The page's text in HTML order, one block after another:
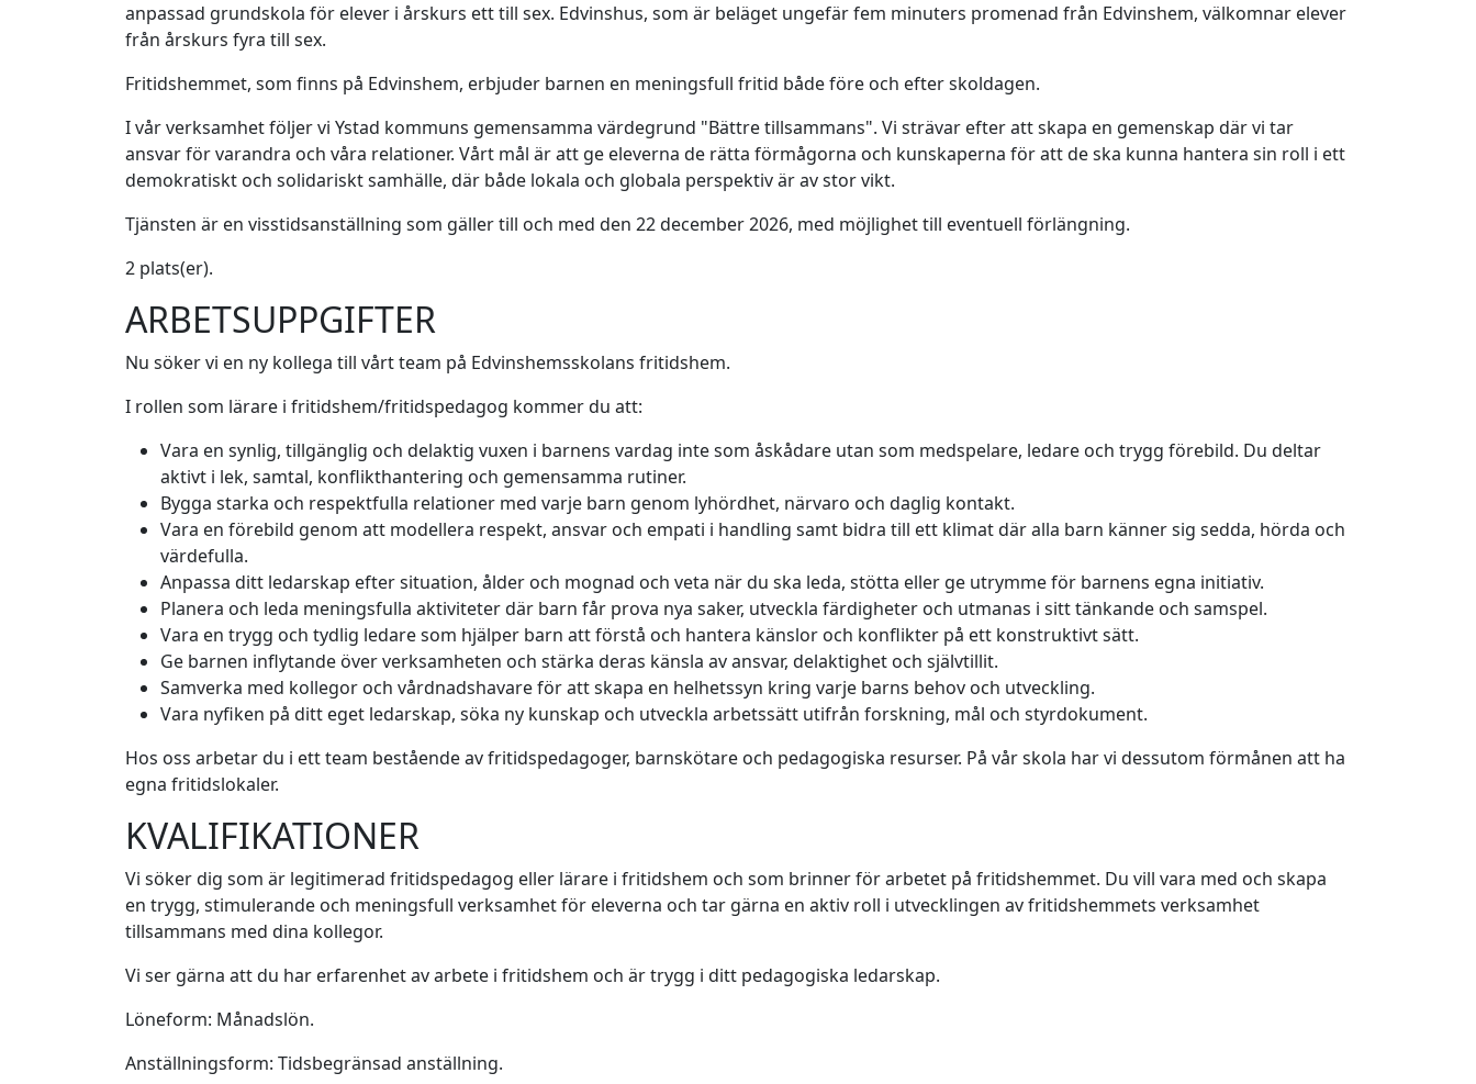
anpassad grundskola för elever i årskurs ett till sex. Edvinshus, som är beläget ungefär fem minuters promenad från Edvinshem, välkomnar elever
från årskurs fyra till sex.
Fritidshemmet, som finns på Edvinshem, erbjuder barnen en meningsfull fritid både före och efter skoldagen.
I vår verksamhet följer vi Ystad kommuns gemensamma värdegrund "Bättre tillsammans". Vi strävar efter att skapa en gemenskap där vi tar
ansvar för varandra och våra relationer. Vårt mål är att ge eleverna de rätta förmågorna och kunskaperna för att de ska kunna hantera sin roll i ett
demokratiskt och solidariskt samhälle, där både lokala och globala perspektiv är av stor vikt.
Tjänsten är en visstidsanställning som gäller till och med den 22 december 2026, med möjlighet till eventuell förlängning.
2 plats(er).
ARBETSUPPGIFTER
Nu söker vi en ny kollega till vårt team på Edvinshemsskolans fritidshem.
I rollen som lärare i fritidshem/fritidspedagog kommer du att:
Vara en synlig, tillgänglig och delaktig vuxen i barnens vardag inte som åskådare utan som medspelare, ledare och trygg förebild. Du deltar
aktivt i lek, samtal, konflikthantering och gemensamma rutiner.
Bygga starka och respektfulla relationer med varje barn genom lyhördhet, närvaro och daglig kontakt.
Vara en förebild genom att modellera respekt, ansvar och empati i handling samt bidra till ett klimat där alla barn känner sig sedda, hörda och
värdefulla.
Anpassa ditt ledarskap efter situation, ålder och mognad och veta när du ska leda, stötta eller ge utrymme för barnens egna initiativ.
Planera och leda meningsfulla aktiviteter där barn får prova nya saker, utveckla färdigheter och utmanas i sitt tänkande och samspel.
Vara en trygg och tydlig ledare som hjälper barn att förstå och hantera känslor och konflikter på ett konstruktivt sätt.
Ge barnen inflytande över verksamheten och stärka deras känsla av ansvar, delaktighet och självtillit.
Samverka med kollegor och vårdnadshavare för att skapa en helhetssyn kring varje barns behov och utveckling.
Vara nyfiken på ditt eget ledarskap, söka ny kunskap och utveckla arbetssätt utifrån forskning, mål och styrdokument.
Hos oss arbetar du i ett team bestående av fritidspedagoger, barnskötare och pedagogiska resurser. På vår skola har vi dessutom förmånen att ha
egna fritidslokaler.
KVALIFIKATIONER
Vi söker dig som är legitimerad fritidspedagog eller lärare i fritidshem och som brinner för arbetet på fritidshemmet. Du vill vara med och skapa
en trygg, stimulerande och meningsfull verksamhet för eleverna och tar gärna en aktiv roll i utvecklingen av fritidshemmets verksamhet
tillsammans med dina kollegor.
Vi ser gärna att du har erfarenhet av arbete i fritidshem och är trygg i ditt pedagogiska ledarskap.
Löneform: Månadslön.
Anställningsform: Tidsbegränsad anställning.